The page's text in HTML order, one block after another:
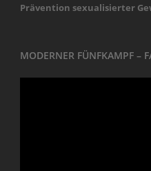
Prävention sexualisierter
MODERNER FÜNFKAMPF –